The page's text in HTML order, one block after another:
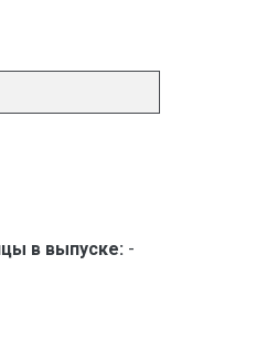
в выпуске: -